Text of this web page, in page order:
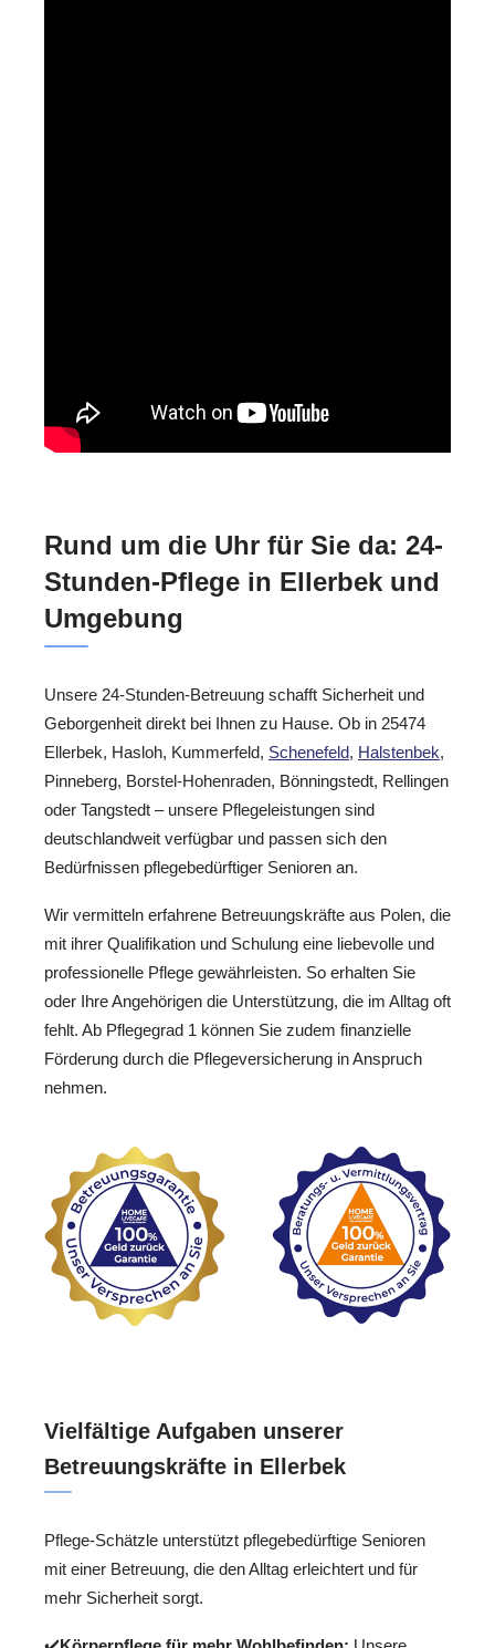
Rund um die Uhr für Sie da: 24-
Stunden-Pflege in Ellerbek und
Umgebung
Unsere 24-Stunden-Betreuung schafft Sicherheit und
Geborgenheit direkt bei Ihnen zu Hause. Ob in 25474
Ellerbek, Hasloh, Kummerfeld, Schenefeld, Halstenbek,
Pinneberg, Borstel-Hohenraden, Bönningstedt, Rellingen
oder Tangstedt – unsere Pflegeleistungen sind
deutschlandweit verfügbar und passen sich den
Bedürfnissen pflegebedürftiger Senioren an.
Wir vermitteln erfahrene Betreuungskräfte aus Polen, die
mit ihrer Qualifikation und Schulung eine liebevolle und
professionelle Pflege gewährleisten. So erhalten Sie
oder Ihre Angehörigen die Unterstützung, die im Alltag oft
fehlt. Ab Pflegegrad 1 können Sie zudem finanzielle
Förderung durch die Pflegeversicherung in Anspruch
nehmen.
Vielfältige Aufgaben unserer
Betreuungskräfte in Ellerbek
Pflege-Schätzle unterstützt pflegebedürftige Senioren
mit einer Betreuung, die den Alltag erleichtert und für
mehr Sicherheit sorgt.